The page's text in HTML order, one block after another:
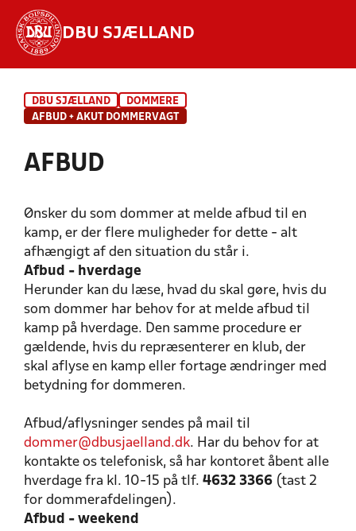
DBU SJÆLLAND
INDHOLD OG NYHEDER
DBU SJÆLLAND
DOMMERE
AFBUD + AKUT DOMMERVAGT
AFBUD
Ønsker du som dommer at melde afbud til en
kamp, er der flere muligheder for dette - alt
afhængigt af den situation du står i.
Afbud - hverdage
Herunder kan du læse, hvad du skal gøre, hvis du
som dommer har behov for at melde afbud til
kamp på hverdage. Den samme procedure er
gældende, hvis du repræsenterer en klub, der
skal aflyse en kamp eller fortage ændringer med
betydning for dommeren.
Afbud/aflysninger sendes på mail til
dommer@dbusjaelland.dk. Har du behov for at
kontakte os telefonisk, så har kontoret åbent alle
hverdage fra kl. 10-15 på tlf. 4632 3366 (tast 2
for dommerafdelingen).
Afbud - weekend